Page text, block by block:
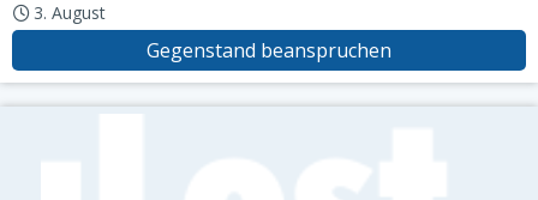
3. August
Gegenstand beanspruchen